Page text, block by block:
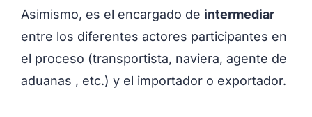
Asimismo, es el encargado de intermediar
entre los diferentes actores participantes en
el proceso (transportista, naviera, agente de
aduanas , etc.) y el importador o exportador.